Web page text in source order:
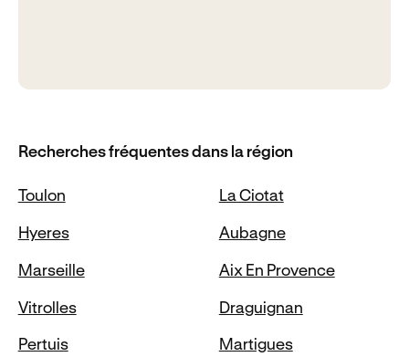
Recherches fréquentes dans la région
Toulon La Ciotat
Hyeres Aubagne
Marseille Aix En Provence
Vitrolles Draguignan
Pertuis Martigues